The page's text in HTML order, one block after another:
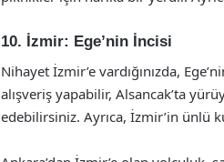
10. İzmir: Ege’nin İncisi
Nihayet İzmir’e vardığınızda,
alışveriş yapabilir, Alsancak’ta
edebilirsiniz. Ayrıca, İzmir’in ünlü